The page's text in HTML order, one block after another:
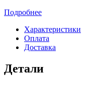
Подробнее
Характеристики
Оплата
Доставка
Детали